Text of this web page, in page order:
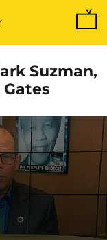
Suzman,